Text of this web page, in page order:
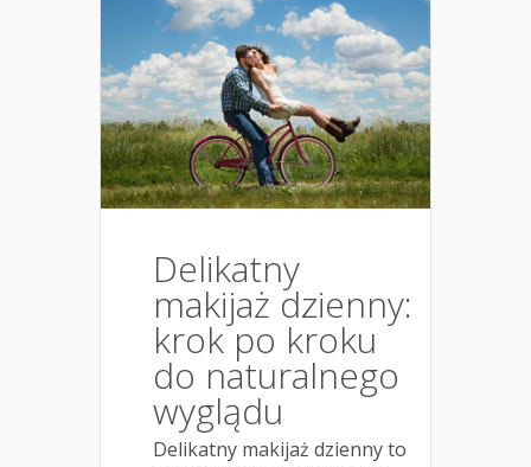
Delikatny
makijaż dzienny:
krok po kroku
do naturalnego
wyglądu
Delikatny makijaż dzienny to